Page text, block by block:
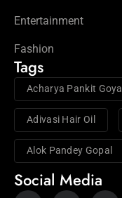
Entertainment
Fashion
Tags
Acharya Pankit Goyal
Adivasi Hair Oil
Alok Pandey Gopal
Social Media